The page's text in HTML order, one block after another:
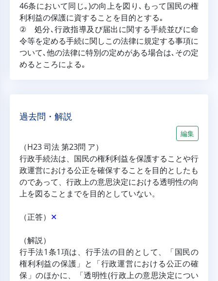
46条において同じ｡)の向上を図り､もって国民の権
利利益の保護に資することを目的とする｡
② 処分､行政指導及び届出に関する手続並びに命
令等を定める手続に関しこの法律に規定する事項に
ついて､他の法律に特別の定めがある場合は､その定
めるところによる｡
過去問・解説
編集
（H23 司法 第23問 ア）
行政手続法は、国民の権利利益を保護することや行
政運営における公正を確保することを目的としたも
のであって、行政上の意思決定における透明性の向
上を図ることまでを目的としていない。
（正答） ✕
（解説）
行手法1条1項は、行手法の目的として、「国民の
権利利益の保護」と「行政運営における公正の確
保」のほかに、「透明性(行政上の意思決定につい